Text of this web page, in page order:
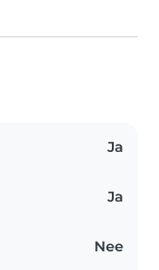
Ja
Ja
Nee